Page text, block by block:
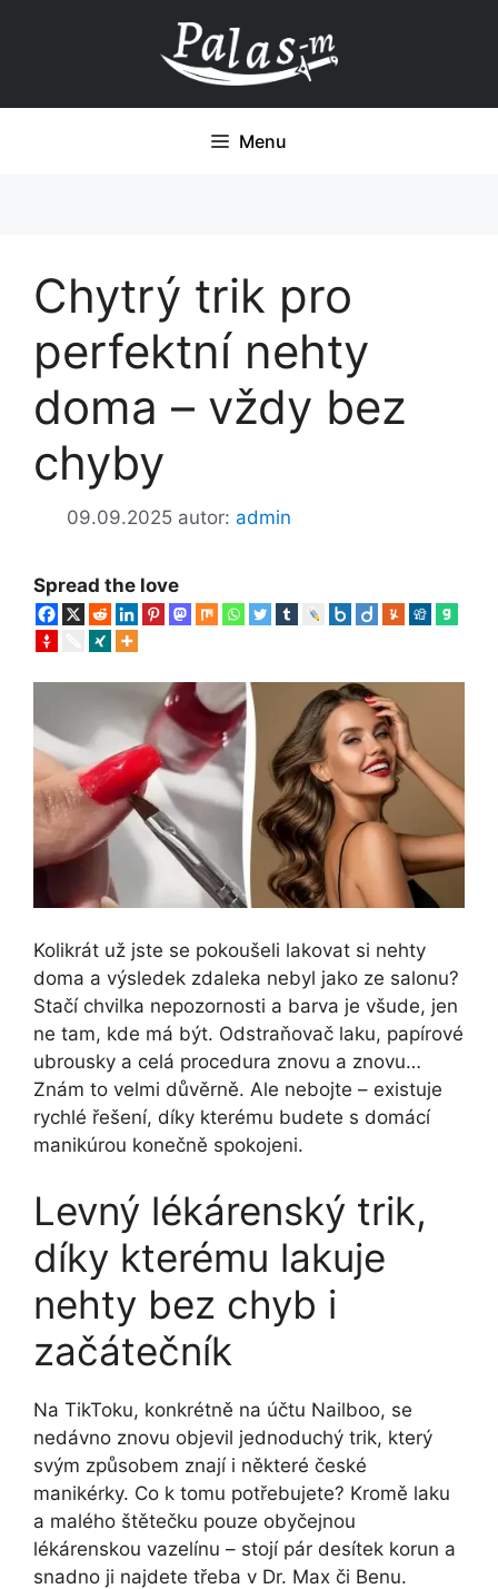
Menu
Chytrý trik pro
perfektní nehty
doma – vždy bez
chyby
09.09.2025 autor: admin
Spread the love
Kolikrát už jste se pokoušeli lakovat si nehty
doma a výsledek zdaleka nebyl jako ze salonu?
Stačí chvilka nepozornosti a barva je všude, jen
ne tam, kde má být. Odstraňovač laku, papírové
ubrousky a celá procedura znovu a znovu…
Znám to velmi důvěrně. Ale nebojte – existuje
rychlé řešení, díky kterému budete s domácí
manikúrou konečně spokojeni.
Levný lékárenský trik,
díky kterému lakuje
nehty bez chyb i
začátečník
Na TikToku, konkrétně na účtu Nailboo, se
nedávno znovu objevil jednoduchý trik, který
svým způsobem znají i některé české
manikérky. Co k tomu potřebujete? Kromě laku
a malého štětečku pouze obyčejnou
lékárenskou vazelínu – stojí pár desítek korun a
snadno ji najdete třeba v Dr. Max či Benu.